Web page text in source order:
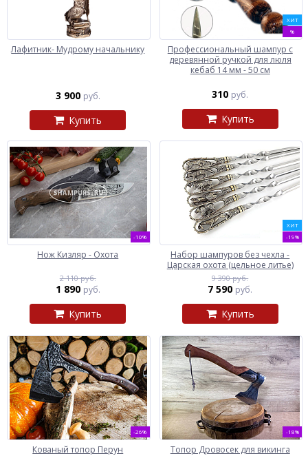
Лафитник- Мудрому начальнику
3 900 руб.
Купить
ХИТ
%
Профессиональный шампур с
деревянной ручкой для люля
кебаб 14 мм - 50 см
310 руб.
Купить
-10%
Нож Кизляр - Охота
2 110 руб.
1 890 руб.
Купить
ХИТ
-19%
Набор шампуров без чехла -
Царская охота (цельное литье)
9 390 руб.
7 590 руб.
Купить
-26%
Кованый топор Перун
-18%
Топор Дровосек для викинга